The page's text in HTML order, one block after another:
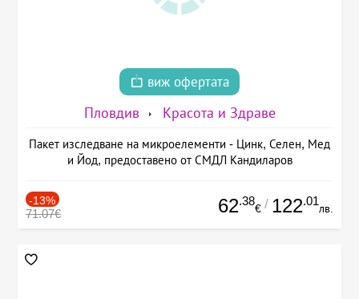
виж офертата
Пловдив Красота и Здраве
Пакет изследване на микроелементи - Цинк, Селен, Мед
и Йод, предоставено от СМДЛ Кандиларов
-13%
71.07€ 62.38
€ / 122.01
лв.